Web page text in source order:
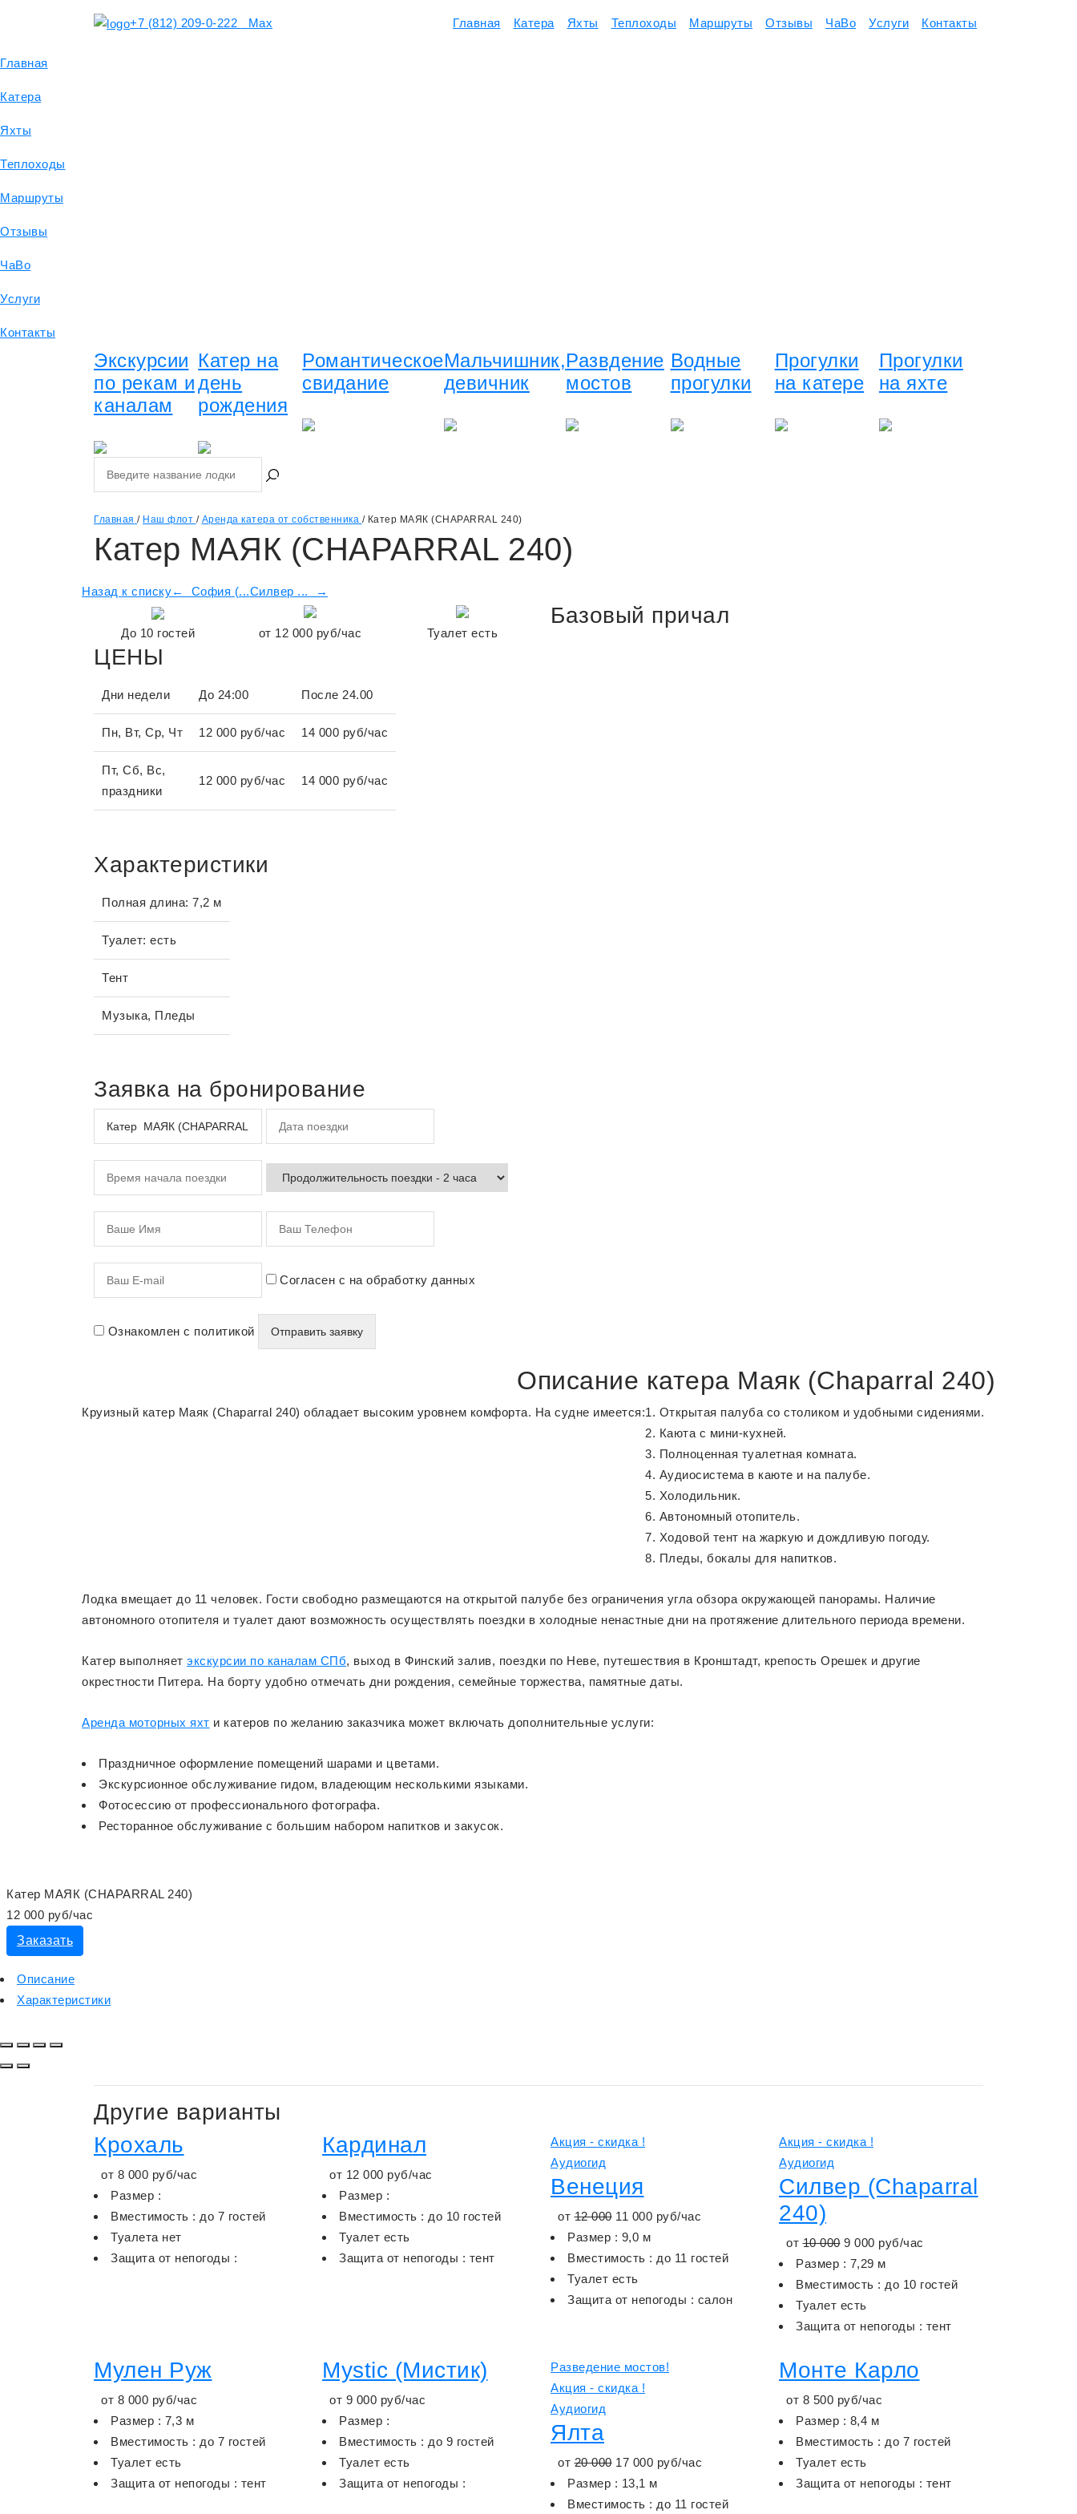
+7 (812) 209-0-222 Max Главная Катера Яхты Теплоходы Маршруты Отзывы ЧаВо Услуги Контакты
Главная
Катера
Яхты
Теплоходы
Маршруты
Отзывы
ЧаВо
Услуги
Контакты
Экскурсии
по рекам и
каналам
Катер на
день
рождения
Романтическое
свидание
Мальчишник,
девичник
Развдение
мостов
Водные
прогулки
Прогулки
на катере
Прогулки
на яхте
Главная / Наш флот / Аренда катера от собственника / Катер МАЯК (CHAPARRAL 240)
Катер МАЯК (CHAPARRAL 240)
Назад к списку← София (...Силвер ... →
До 10 гостей от 12 000 руб/час Туалет есть
ЦЕНЫ
Дни недели До 24:00 После 24.00
Пн, Вт, Ср, Чт 12 000 руб/час 14 000 руб/час
Пт, Сб, Вс,
праздники
12 000 руб/час 14 000 руб/час
Характеристики
Полная длина: 7,2 м
Туалет: есть
Тент
Музыка, Пледы
Базовый причал
Заявка на бронирование
Согласен с на обработку данных
Ознакомлен с политикой
Описание катера Маяк (Chaparral 240)
Круизный катер Маяк (Chaparral 240) обладает высоким уровнем комфорта. На судне имеется:
Открытая палуба со столиком и удобными сидениями.
Каюта с мини-кухней.
Полноценная туалетная комната.
Аудиосистема в каюте и на палубе.
Холодильник.
Автономный отопитель.
Ходовой тент на жаркую и дождливую погоду.
Пледы, бокалы для напитков.
Лодка вмещает до 11 человек. Гости свободно размещаются на открытой палубе без ограничения угла обзора окружающей панорамы. Наличие
автономного отопителя и туалет дают возможность осуществлять поездки в холодные ненастные дни на протяжение длительного периода времени.
Катер выполняет экскурсии по каналам СПб, выход в Финский залив, поездки по Неве, путешествия в Кронштадт, крепость Орешек и другие
окрестности Питера. На борту удобно отмечать дни рождения, семейные торжества, памятные даты.
Аренда моторных яхт и катеров по желанию заказчика может включать дополнительные услуги:
Праздничное оформление помещений шарами и цветами.
Экскурсионное обслуживание гидом, владеющим несколькими языками.
Фотосессию от профессионального фотографа.
Ресторанное обслуживание с большим набором напитков и закусок.
Катер МАЯК (CHAPARRAL 240)
12 000 руб/час
Заказать
Описание
Характеристики
Другие варианты
Крохаль
от 8 000 руб/час
Размер :
Вместимость : до 7 гостей
Туалета нет
Защита от непогоды :
Кардинал
от 12 000 руб/час
Размер :
Вместимость : до 10 гостей
Туалет есть
Защита от непогоды : тент
Акция - скидка !
Аудиогид
Венеция
от12 000 11 000 руб/час
Размер : 9,0 м
Вместимость : до 11 гостей
Туалет есть
Защита от непогоды : салон
Акция - скидка !
Аудиогид
Силвер (Chaparral
240)
от10 000 9 000 руб/час
Размер : 7,29 м
Вместимость : до 10 гостей
Туалет есть
Защита от непогоды : тент
Мулен Руж
от 8 000 руб/час
Размер : 7,3 м
Вместимость : до 7 гостей
Туалет есть
Защита от непогоды : тент
Mystic (Мистик)
от 9 000 руб/час
Размер :
Вместимость : до 9 гостей
Туалет есть
Защита от непогоды :
Разведение мостов!
Акция - скидка !
Аудиогид
Ялта
от20 000 17 000 руб/час
Размер : 13,1 м
Вместимость : до 11 гостей
Монте Карло
от 8 500 руб/час
Размер : 8,4 м
Вместимость : до 7 гостей
Туалет есть
Защита от непогоды : тент